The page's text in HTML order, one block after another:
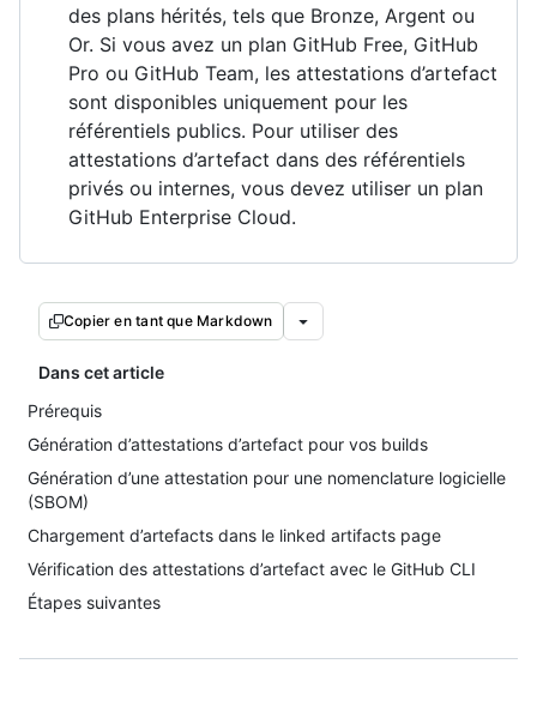
des plans hérités, tels que Bronze, Argent ou
Or. Si vous avez un plan GitHub Free, GitHub
Pro ou GitHub Team, les attestations d’artefact
sont disponibles uniquement pour les
référentiels publics. Pour utiliser des
attestations d’artefact dans des référentiels
privés ou internes, vous devez utiliser un plan
GitHub Enterprise Cloud.
Copier en tant que Markdown
Dans cet article
Prérequis
Génération d’attestations d’artefact pour vos builds
Génération d’une attestation pour une nomenclature logicielle
(SBOM)
Chargement d’artefacts dans le linked artifacts page
Vérification des attestations d’artefact avec le GitHub CLI
Étapes suivantes